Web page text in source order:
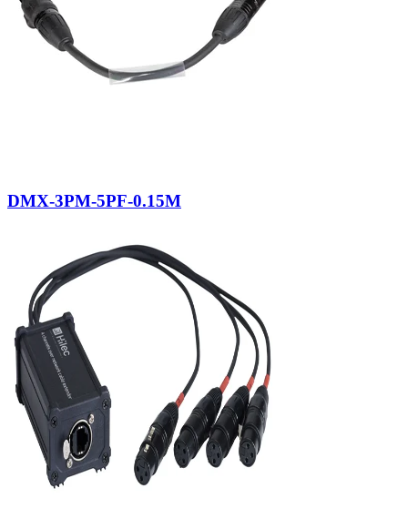
DMX-3PM-5PF-0.15M